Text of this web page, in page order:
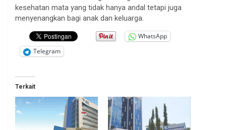
kesehatan mata yang tidak hanya andal tetapi juga
menyenangkan bagi anak dan keluarga.
WhatsApp
Telegram
Terkait